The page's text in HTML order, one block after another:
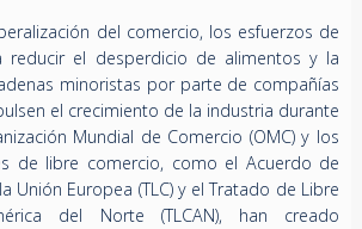
del comercio, los esfuerzos de
reducir el desperdicio de alimentos y la
minoristas por parte de compañías
el crecimiento de la industria durante
Mundial de Comercio (OMC) y los
de libre comercio, como el Acuerdo de
Unión Europea (TLC) y el Tratado de Libre
del Norte (TLCAN), han creado